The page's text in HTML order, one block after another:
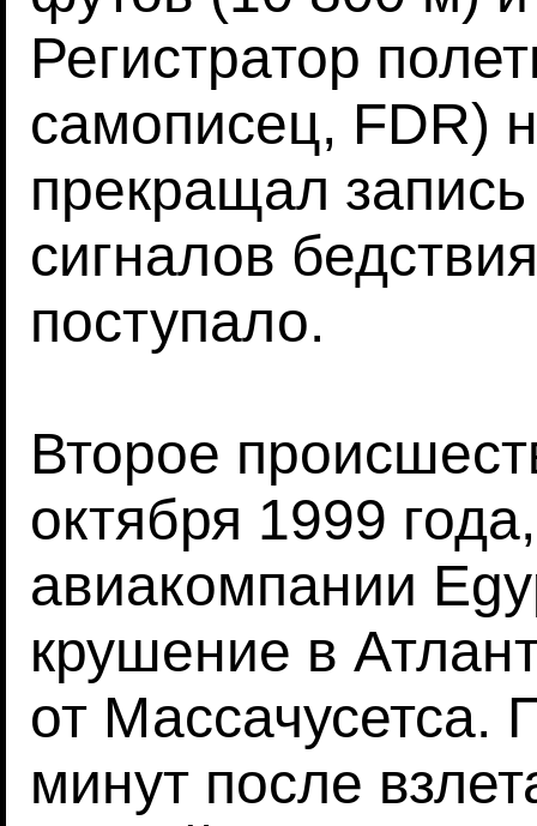
Регистратор
самописец, FDR)
прекращал
сигналов
поступало.
Второе
октября 1999
авиакомпании
крушение в
от Массачусетса.
минут после